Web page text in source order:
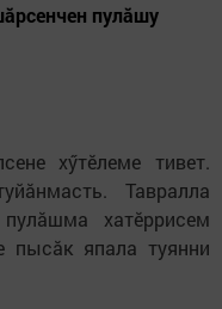
пулăшу
хӳтӗлеме тивет.
Тавралла
хатӗррисем
пысăк япала туянни